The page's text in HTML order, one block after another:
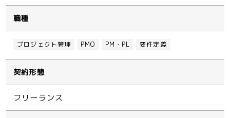
職種
プロジェクト管理 PMO PM・PL 要件定義
契約形態
フリーランス